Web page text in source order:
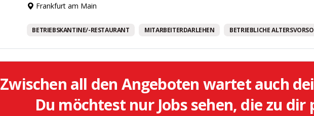
Mitarbeiterdarlehen
Mobilitätsbudget
Moderne Arbeitsausstattung
Frankfurt am Main
BETRIEBSKANTINE/-RESTAURANT MITARBEITERDARLEHEN BETRIEBLICHE
Zwischen all den Angeboten wartet auch
Du möchtest nur Jobs sehen, die zu dir